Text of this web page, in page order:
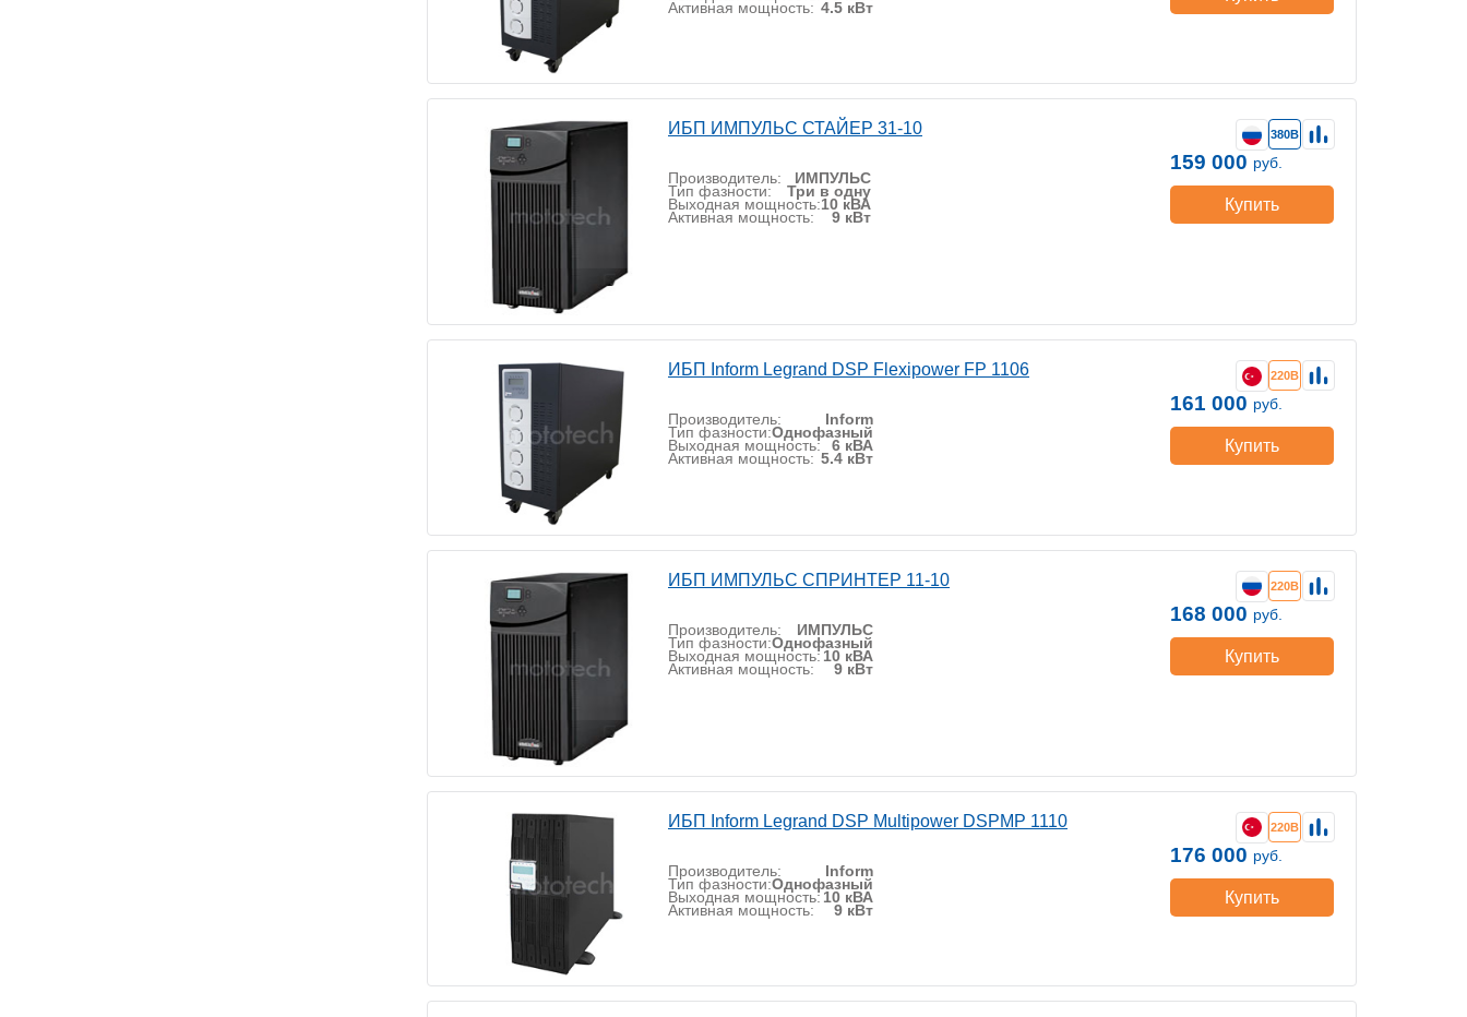
Активная мощность: 4.5 кВт
ИБП ИМПУЛЬС СТАЙЕР 31-10
Производитель: ИМПУЛЬС
Тип фазности: Три в одну
Выходная мощность:10 кВА
Активная мощность: 9 кВт
380В
159 000 руб.
Купить
ИБП Inform Legrand DSP Flexipower FP 1106
Производитель: Inform
Тип фазности:Однофазный
Выходная мощность: 6 кВА
Активная мощность: 5.4 кВт
220В
161 000 руб.
Купить
ИБП ИМПУЛЬС СПРИНТЕР 11-10
Производитель: ИМПУЛЬС
Тип фазности:Однофазный
Выходная мощность: 10 кВА
Активная мощность: 9 кВт
220В
168 000 руб.
Купить
ИБП Inform Legrand DSP Multipower DSPMP 1110
Производитель: Inform
Тип фазности:Однофазный
Выходная мощность: 10 кВА
Активная мощность: 9 кВт
220В
176 000 руб.
Купить